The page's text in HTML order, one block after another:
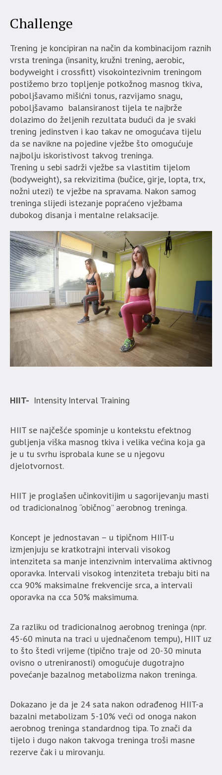
Challenge
Trening je koncipiran na način da kombinacijom raznih
vrsta treninga (insanity, kružni trening, aerobic,
bodyweight i crossfitt) visokointezivnim treningom
postižemo brzo topljenje potkožnog masnog tkiva,
poboljšavamo mišićni tonus, razvijamo snagu,
poboljšavamo balansiranost tijela te najbrže
dolazimo do željenih rezultata budući da je svaki
trening jedinstven i kao takav ne omogućava tijelu
da se navikne na pojedine vježbe što omogućuje
najbolju iskoristivost takvog treninga.
Trening u sebi sadrži vježbe sa vlastitim tijelom
(bodyweight), sa rekvizitima (bučice, girje, lopta, trx,
nožni utezi) te vježbe na spravama. Nakon samog
treninga slijedi istezanje popraćeno vježbama
dubokog disanja i mentalne relaksacije.
HIIT- Intensity Interval Training
HIIT se najčešće spominje u kontekstu efektnog
gubljenja viška masnog tkiva i velika većina koja ga
je u tu svrhu isprobala kune se u njegovu
djelotvornost.
HIIT je proglašen učinkovitijim u sagorijevanju masti
od tradicionalnog “običnog” aerobnog treninga.
Koncept je jednostavan – u tipičnom HIIT-u
izmjenjuju se kratkotrajni intervali visokog
intenziteta sa manje intenzivnim intervalima aktivnog
oporavka. Intervali visokog intenziteta trebaju biti na
cca 90% maksimalne frekvencije srca, a intervali
oporavka na cca 50% maksimuma.
Za razliku od tradicionalnog aerobnog treninga (npr.
45-60 minuta na traci u ujednačenom tempu), HIIT uz
to što štedi vrijeme (tipično traje od 20-30 minuta
ovisno o utreniranosti) omogućuje dugotrajno
povećanje bazalnog metabolizma nakon treninga.
Dokazano je da je 24 sata nakon odrađenog HIIT-a
bazalni metabolizam 5-10% veći od onoga nakon
aerobnog treninga standardnog tipa. To znači da
tijelo i dugo nakon takvoga treninga troši masne
rezerve čak i u mirovanju.